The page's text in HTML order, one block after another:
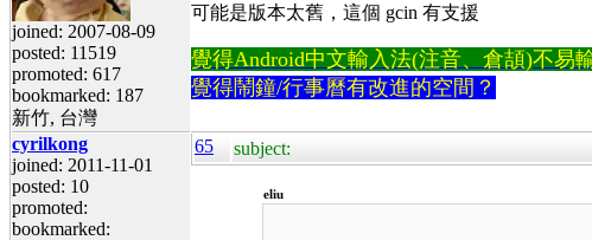
joined: 2007-08-09
posted: 11519
promoted: 617
bookmarked: 187
新竹, 台灣
可能是版本太舊，這個 gcin 有支援
覺得Android中文輸入法(注音、倉頡)不易
覺得鬧鐘/行事曆有改進的空間？
cyrilkong
joined: 2011-11-01
posted: 10
promoted:
bookmarked:
65 subject:
eliu